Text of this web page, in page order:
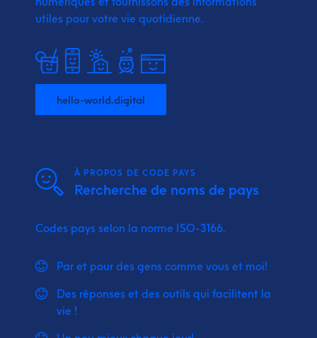
utiles pour votre vie quotidienne.
hello-world.digital
À PROPOS DE CODE PAYS
Rercherche de noms de pays
Codes pays selon la norme ISO-3166.
Par et pour des gens comme vous et moi!
Des réponses et des outils qui facilitent la
vie !